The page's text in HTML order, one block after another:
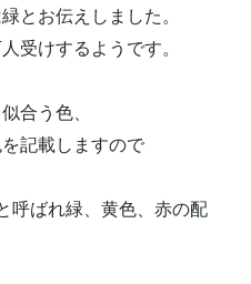
とお伝えしました。
受けするようです。
合う色、
記載しますので
ばれ緑、黄色、赤の配